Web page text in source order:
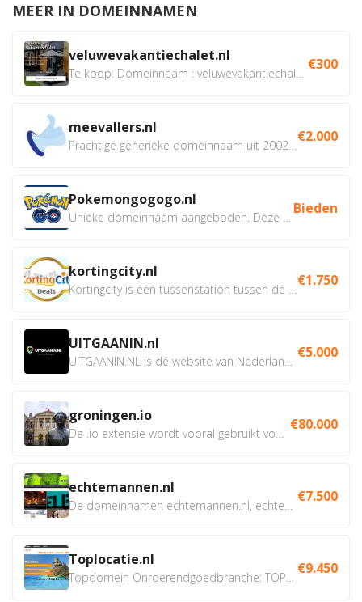
MEER IN DOMEINNAMEN
veluwevakantiechalet.nl €300
meevallers.nl €2.000
Pokemongogogo.nl Bieden
kortingcity.nl €1.750
UITGAANIN.nl €5.000
groningen.io €80.000
echtemannen.nl €7.500
Toplocatie.nl €9.450